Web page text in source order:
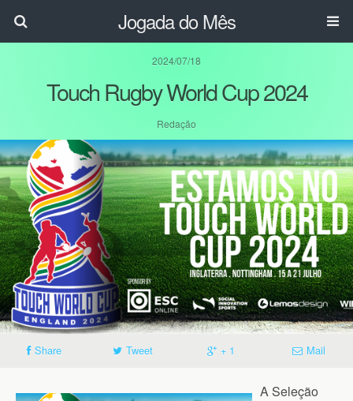
Jogada do Mês
2024/07/18
Touch Rugby World Cup 2024
Redação
Share Tweet + 1 Mail
A Seleção